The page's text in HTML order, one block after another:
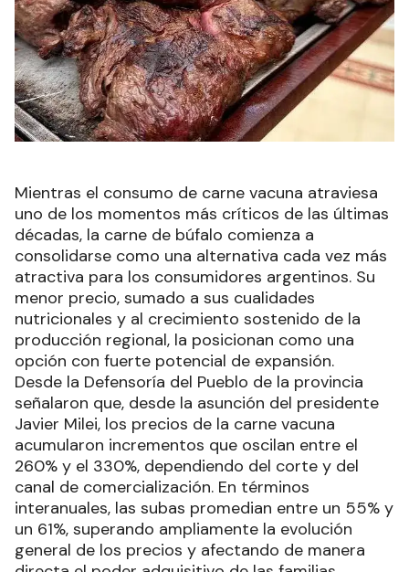
Mientras el consumo de carne vacuna atraviesa
uno de los momentos más críticos de las últimas
décadas, la carne de búfalo comienza a
consolidarse como una alternativa cada vez más
atractiva para los consumidores argentinos. Su
menor precio, sumado a sus cualidades
nutricionales y al crecimiento sostenido de la
producción regional, la posicionan como una
opción con fuerte potencial de expansión.
Desde la Defensoría del Pueblo de la provincia
señalaron que, desde la asunción del presidente
Javier Milei, los precios de la carne vacuna
acumularon incrementos que oscilan entre el
260% y el 330%, dependiendo del corte y del
canal de comercialización. En términos
interanuales, las subas promedian entre un 55% y
un 61%, superando ampliamente la evolución
general de los precios y afectando de manera